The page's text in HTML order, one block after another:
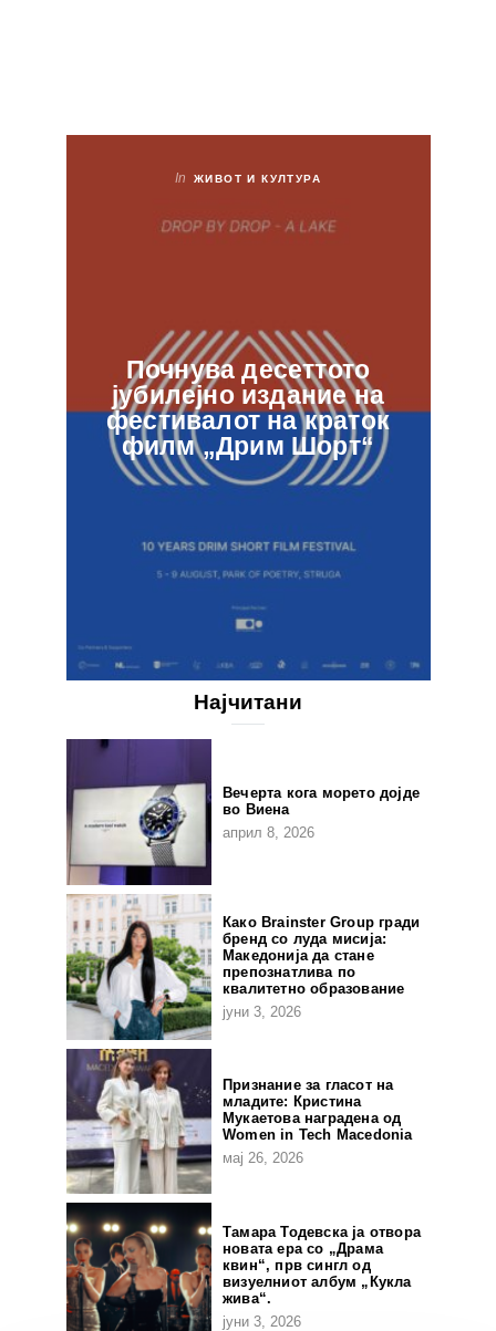
In ЖИВОТ И КУЛТУРА
Почнува десеттото
јубилејно издание на
фестивалот на краток
филм „Дрим Шорт“
Најчитани
Вечерта кога морето дојде
во Виена
април 8, 2026
Како Brainster Group гради
бренд со луда мисија:
Македонија да стане
препознатлива по
квалитетно образование
јуни 3, 2026
Признание за гласот на
младите: Кристина
Мукаетова наградена од
Women in Tech Macedonia
мај 26, 2026
Тамара Тодевска ја отвора
новата ера со „Драма
квин“, прв сингл од
визуелниот албум „Кукла
жива“.
јуни 3, 2026